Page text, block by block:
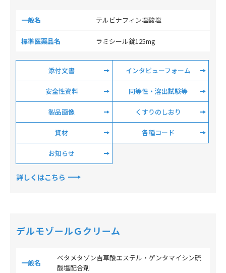
一般名 テルビナフィン塩酸塩
標準医薬品名 ラミシール錠125mg
添付文書 インタビューフォーム
安全性資料 同等性・溶出試験等
製品画像 くすりのしおり
資材 各種コード
お知らせ
詳しくはこちら
デルモゾールＧクリーム
一般名
ベタメタゾン吉草酸エステル・ゲンタマイシン硫
酸塩配合剤